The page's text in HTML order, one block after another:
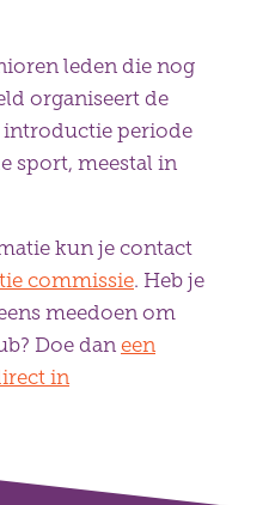
leden die nog
organiseert de
introductie periode
sport, meestal in
kun je contact
commissie. Heb je
meedoen om
Doe dan een
in